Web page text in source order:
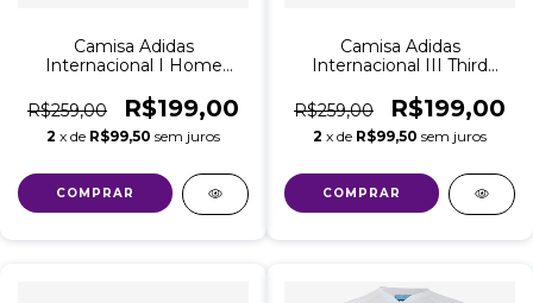
Camisa Adidas
Internacional I Home
Masculina Vermelho
R$259,00 R$199,00
2 x de R$99,50 sem juros
COMPRAR
Camisa Adidas
Internacional III Third
Masculina - Cinza
R$259,00 R$199,00
2 x de R$99,50 sem juros
COMPRAR